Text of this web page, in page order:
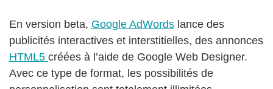
En version beta, Google AdWords lance des
publicités interactives et interstitielles, des annonces
HTML5 créées à l’aide de Google Web Designer.
Avec ce type de format, les possibilités de